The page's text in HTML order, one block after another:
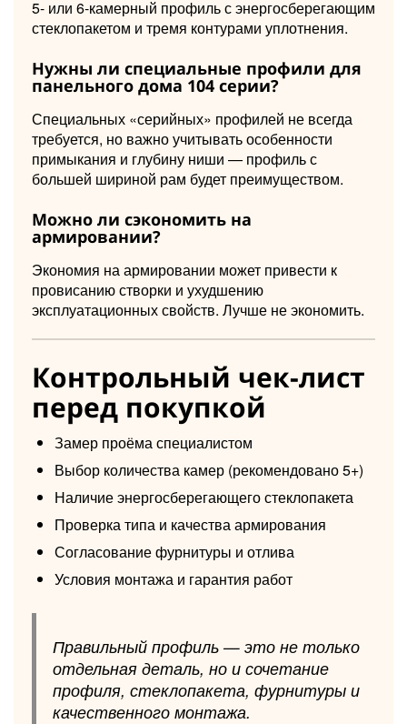
5- или 6-камерный профиль с энергосберегающим
стеклопакетом и тремя контурами уплотнения.
Нужны ли специальные профили для
панельного дома 104 серии?
Специальных «серийных» профилей не всегда
требуется, но важно учитывать особенности
примыкания и глубину ниши — профиль с
большей шириной рам будет преимуществом.
Можно ли сэкономить на
армировании?
Экономия на армировании может привести к
провисанию створки и ухудшению
эксплуатационных свойств. Лучше не экономить.
Контрольный чек-лист
перед покупкой
Замер проёма специалистом
Выбор количества камер (рекомендовано 5+)
Наличие энергосберегающего стеклопакета
Проверка типа и качества армирования
Согласование фурнитуры и отлива
Условия монтажа и гарантия работ
Правильный профиль — это не только
отдельная деталь, но и сочетание
профиля, стеклопакета, фурнитуры и
качественного монтажа.